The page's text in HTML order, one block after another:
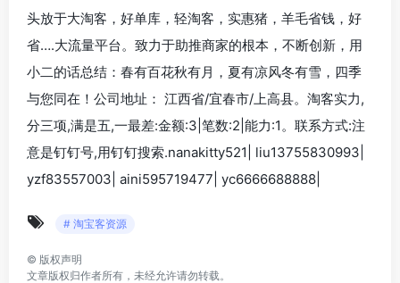
头放于大淘客，好单库，轻淘客，实惠猪，羊毛省钱，好
省….大流量平台。致力于助推商家的根本，不断创新，用
小二的话总结：春有百花秋有月，夏有凉风冬有雪，四季
与您同在！公司地址： 江西省/宜春市/上高县。淘客实力,
分三项,满是五,一最差:金额:3|笔数:2|能力:1。联系方式:注
意是钉钉号,用钉钉搜索.nanakitty521| liu13755830993|
yzf83557003| aini595719477| yc6666688888|
# 淘宝客资源
© 版权声明
文章版权归作者所有，未经允许请勿转载。